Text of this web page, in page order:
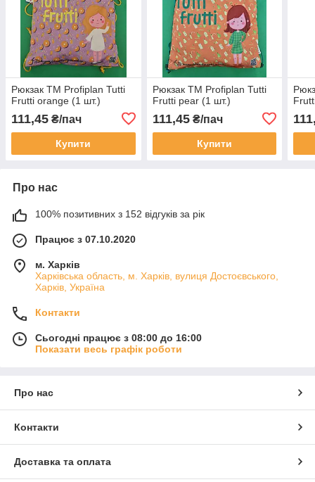
Рюкзак TM Profiplan Tutti
Frutti orange (1 шт.)
111,45 ₴/пач
Купити
Рюкзак TM Profiplan Tutti
Frutti pear (1 шт.)
111,45₴/пач
Купити
Про нас
100% позитивних з 152 відгуків за рік
Працює з 07.10.2020
м. Харків
Харківська область, м. Харків, вулиця Достоєвського,
Харків, Україна
Контакти
Сьогодні працює з 08:00 до 16:00
Показати весь графік роботи
Про нас
Контакти
Доставка та оплата